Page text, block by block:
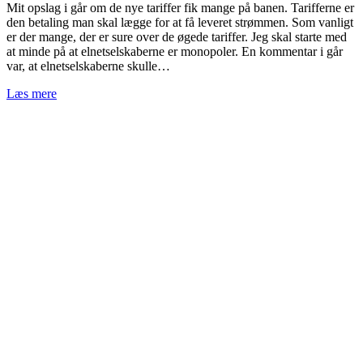
Mit opslag i går om de nye tariffer fik mange på banen. Tarifferne er
den betaling man skal lægge for at få leveret strømmen. Som vanligt
er der mange, der er sure over de øgede tariffer. Jeg skal starte med
at minde på at elnetselskaberne er monopoler. En kommentar i går
var, at elnetselskaberne skulle…
Læs mere